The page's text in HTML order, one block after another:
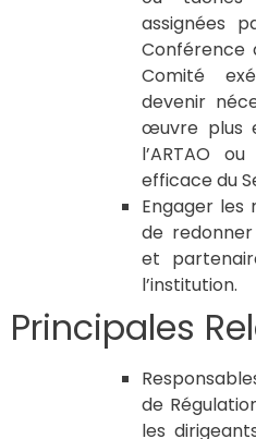
assignées
Conférence
Comité
devenir
œuvre plus
l’ARTAO
efficace du
Engager les
de
et
l’institution.
Principales
de
les